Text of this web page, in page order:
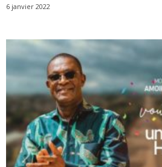
6 janvier 2022